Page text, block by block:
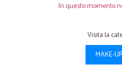
In questo momento
Visita la
MAKE-UP